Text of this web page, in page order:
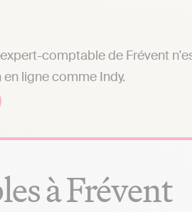
comptable de Frévent
ligne comme Indy.
à Frévent